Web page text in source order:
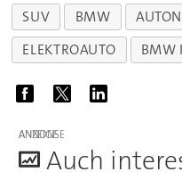
SUV BMW
ELEKTROAUTO
BMW
ANZEIGE
Auch